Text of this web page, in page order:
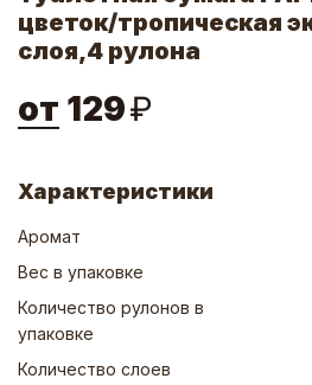
цветок/тропическая
слоя,4 рулона
от 129₽
Характеристики
Аромат
Вес в упаковке
Количество рулонов в
упаковке
Количество слоев